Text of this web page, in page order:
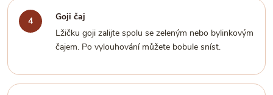
Goji čaj
Lžičku goji zalijte spolu se zeleným nebo bylinkovým
čajem. Po vylouhování můžete bobule sníst.